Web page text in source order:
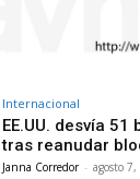
Internacional
EE.UU. desvía
tras reanudar
Janna Corredor - agosto